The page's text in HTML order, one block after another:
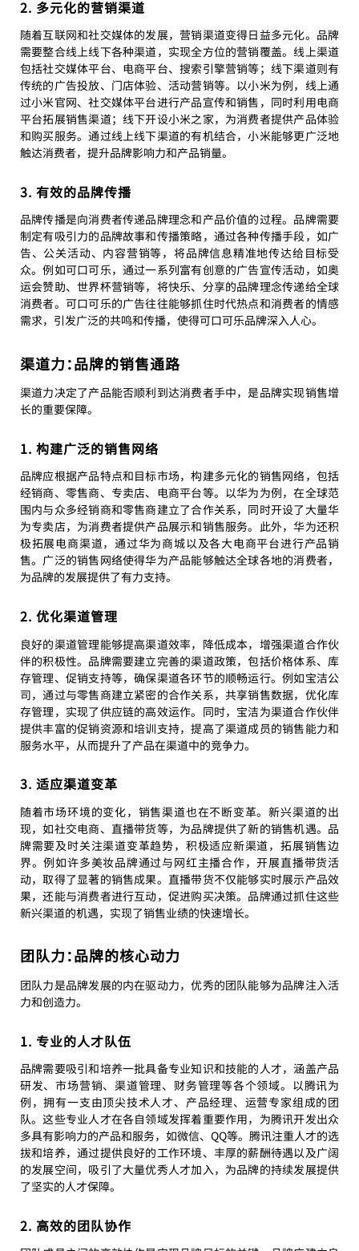
2. 多元化的营销渠道
随着互联网和社交媒体的发展，营销渠道变得日益多元化。品牌
需要整合线上线下各种渠道，实现全方位的营销覆盖。线上渠道
包括社交媒体平台、电商平台、搜索引擎营销等；线下渠道则有
传统的广告投放、门店体验、活动营销等。以小米为例，线上通
过小米官网、社交媒体平台进行产品宣传和销售，同时利用电商
平台拓展销售渠道；线下开设小米之家，为消费者提供产品体验
和购买服务。通过线上线下渠道的有机结合，小米能够更广泛地
触达消费者，提升品牌影响力和产品销量。
3. 有效的品牌传播
品牌传播是向消费者传递品牌理念和产品价值的过程。品牌需要
制定有吸引力的品牌故事和传播策略，通过各种传播手段，如广
告、公关活动、内容营销等，将品牌信息精准地传达给目标受
众。例如可口可乐，通过一系列富有创意的广告宣传活动，如奥
运会赞助、世界杯营销等，将快乐、分享的品牌理念传递给全球
消费者。可口可乐的广告往往能够抓住时代热点和消费者的情感
需求，引发广泛的共鸣和传播，使得可口可乐品牌深入人心。
渠道力：品牌的销售通路
渠道力决定了产品能否顺利到达消费者手中，是品牌实现销售增
长的重要保障。
1. 构建广泛的销售网络
品牌应根据产品特点和目标市场，构建多元化的销售网络，包括
经销商、零售商、专卖店、电商平台等。以华为为例，在全球范
围内与众多经销商和零售商建立了合作关系，同时开设了大量华
为专卖店，为消费者提供产品展示和销售服务。此外，华为还积
极拓展电商渠道，通过华为商城以及各大电商平台进行产品销
售。广泛的销售网络使得华为产品能够触达全球各地的消费者，
为品牌的发展提供了有力支持。
2. 优化渠道管理
良好的渠道管理能够提高渠道效率，降低成本，增强渠道合作伙
伴的积极性。品牌需要建立完善的渠道政策，包括价格体系、库
存管理、促销支持等，确保渠道各环节的顺畅运行。例如宝洁公
司，通过与零售商建立紧密的合作关系，共享销售数据，优化库
存管理，实现了供应链的高效运作。同时，宝洁为渠道合作伙伴
提供丰富的促销资源和培训支持，提高了渠道成员的销售能力和
服务水平，从而提升了产品在渠道中的竞争力。
3. 适应渠道变革
随着市场环境的变化，销售渠道也在不断变革。新兴渠道的出
现，如社交电商、直播带货等，为品牌提供了新的销售机遇。品
牌需要及时关注渠道变革趋势，积极适应新渠道，拓展销售边
界。例如许多美妆品牌通过与网红主播合作，开展直播带货活
动，取得了显著的销售成果。直播带货不仅能够实时展示产品效
果，还能与消费者进行互动，促进购买决策。品牌通过抓住这些
新兴渠道的机遇，实现了销售业绩的快速增长。
团队力：品牌的核心动力
团队力是品牌发展的内在驱动力，优秀的团队能够为品牌注入活
力和创造力。
1. 专业的人才队伍
品牌需要吸引和培养一批具备专业知识和技能的人才，涵盖产品
研发、市场营销、渠道管理、财务管理等各个领域。以腾讯为
例，拥有一支由顶尖技术人才、产品经理、运营专家组成的团
队。这些专业人才在各自领域发挥着重要作用，为腾讯开发出众
多具有影响力的产品和服务，如微信、QQ等。腾讯注重人才的选
拔和培养，通过提供良好的工作环境、丰厚的薪酬待遇以及广阔
的发展空间，吸引了大量优秀人才加入，为品牌的持续发展提供
了坚实的人才保障。
2. 高效的团队协作